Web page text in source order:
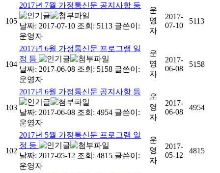
105
2017년 7월 가정통신문 공지사항 등
날짜: 2017-07-10 조회: 5113 글쓴이:
운영자
운
영
자
2017-
07-10
5113
104
2017년 6월 가정통신문 프로그램 일
정 등
날짜: 2017-06-08 조회: 5158 글쓴이:
운영자
운
영
자
2017-
06-08
5158
103
2017년 6월 가정통신문 공지사항 등
날짜: 2017-06-08 조회: 4954 글쓴이:
운영자
운
영
자
2017-
06-08
4954
102
2017년 5월 가정통신문 프로그램 일
정 등
날짜: 2017-05-12 조회: 4815 글쓴이:
운영자
운
영
자
2017-
05-12
4815